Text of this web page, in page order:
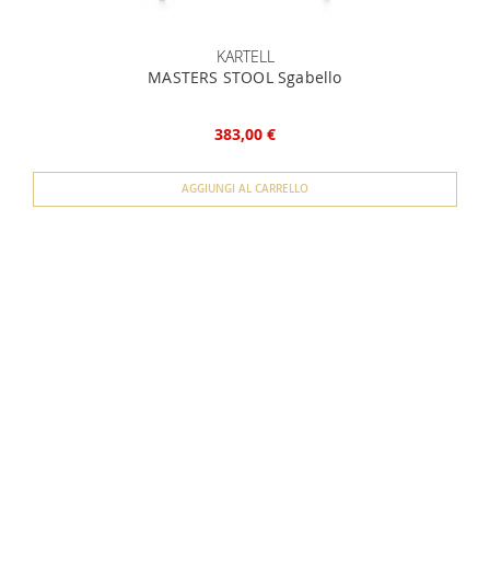
KARTELL
MASTERS STOOL Sgabello
383,00 €
AGGIUNGI AL CARRELLO